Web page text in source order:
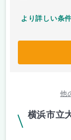
より詳しい条
他
横浜市立